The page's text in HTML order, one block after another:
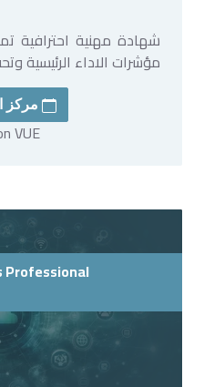
شهادة مهنية احترافية
مؤشرات الاداء الرئيسية
مركز
VUE
Professional